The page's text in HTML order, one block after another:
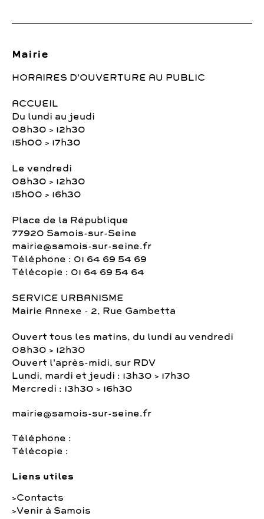
Mairie
HORAIRES D'OUVERTURE AU PUBLIC
ACCUEIL
Du lundi au jeudi
08h30 > 12h30
15h00 > 17h30
Le vendredi
08h30 > 12h30
15h00 > 16h30
Place de la République
77920 Samois-sur-Seine
mairie@samois-sur-seine.fr
Téléphone : 01 64 69 54 69
Télécopie : 01 64 69 54 64
SERVICE URBANISME
Mairie Annexe - 2, Rue Gambetta
Ouvert tous les matins, du lundi au vendredi
08h30 > 12h30
Ouvert l'après-midi, sur RDV
Lundi, mardi et jeudi : 13h30 > 17h30
Mercredi : 13h30 > 16h30
mairie@samois-sur-seine.fr
Téléphone :
Télécopie :
Liens utiles
Contacts
Venir à Samois